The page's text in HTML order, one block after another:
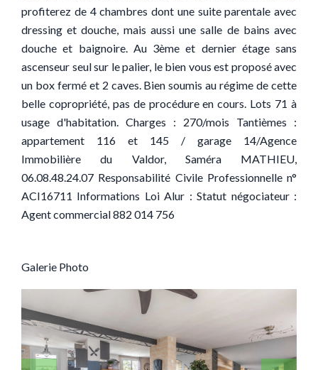
profiterez de 4 chambres dont une suite parentale avec
dressing et douche, mais aussi une salle de bains avec
douche et baignoire. Au 3ème et dernier étage sans
ascenseur seul sur le palier, le bien vous est proposé avec
un box fermé et 2 caves. Bien soumis au régime de cette
belle copropriété, pas de procédure en cours. Lots 71 à
usage d'habitation. Charges : 270/mois Tantièmes :
appartement 116 et 145 / garage 14/Agence
Immobilière du Valdor, Saméra MATHIEU,
06.08.48.24.07 Responsabilité Civile Professionnelle n°
ACI16711 Informations Loi Alur : Statut négociateur :
Agent commercial 882 014 756
Galerie Photo